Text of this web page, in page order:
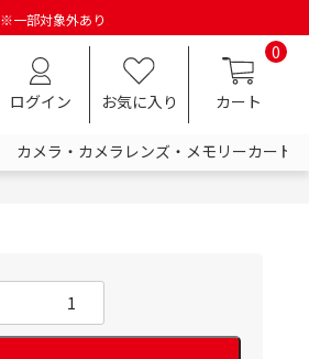
※一部対象外あり
ログイン お気に入り
0
カート
カメラ・カメラレンズ・メモリーカード